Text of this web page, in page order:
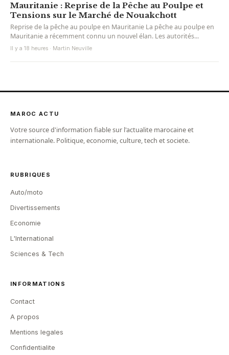
Mauritanie : Reprise de la Pêche au Poulpe et
Tensions sur le Marché de Nouakchott
Reprise de la pêche au poulpe en Mauritanie La pêche au poulpe en
Mauritanie a récemment connu un nouvel élan. Les autorités...
Il y a 18 heures · Martin Neuville
MAROC ACTU
Votre source d'information fiable sur l'actualite marocaine et
internationale. Politique, economie, culture, tech et societe.
RUBRIQUES
Auto/moto
Divertissements
Economie
L'International
Sciences & Tech
INFORMATIONS
Contact
A propos
Mentions legales
Confidentialite